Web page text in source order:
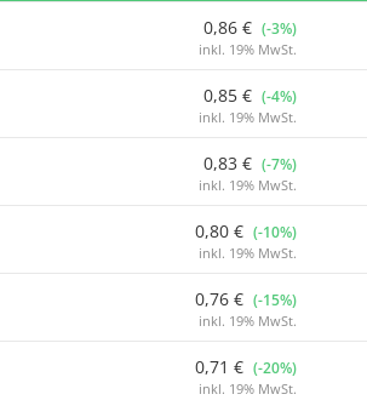
0,86 € (-3%)
inkl. 19% MwSt.
0,85 € (-4%)
inkl. 19% MwSt.
0,83 € (-7%)
inkl. 19% MwSt.
0,80 € (-10%)
inkl. 19% MwSt.
0,76 € (-15%)
inkl. 19% MwSt.
0,71 € (-20%)
inkl. 19% MwSt.